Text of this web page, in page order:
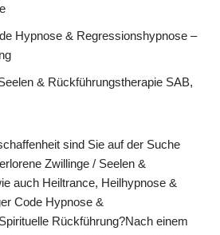
Hypnose & Regressionshypnose –
& Rückführungstherapie SAB,
sind Sie auf der Suche
Zwillinge / Seelen &
auch Heiltrance, Heilhypnose &
Code Hypnose &
Rückführung?Nach einem